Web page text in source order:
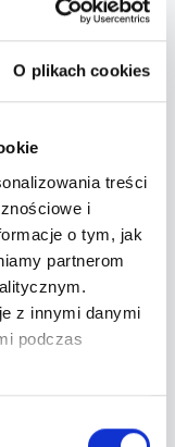
O plikach cookies
treści
i
o tym, jak
partnerom
z innymi danymi
podczas
Oraz
tamtych lat!
przeboje
się
głos
silniej niż